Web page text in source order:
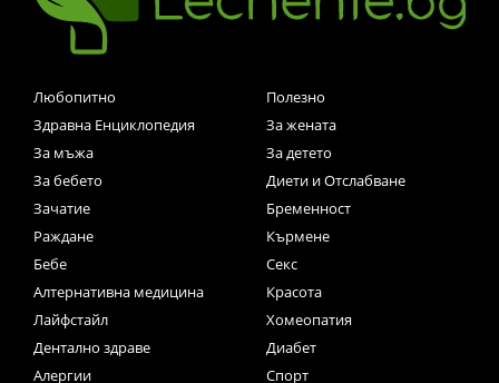
Любопитно
Полезно
Здравна Енциклопедия
За жената
За мъжа
За детето
За бебето
Диети и Отслабване
Зачатие
Бременност
Раждане
Кърмене
Бебе
Секс
Алтернативна медицина
Красота
Лайфстайл
Хомеопатия
Дентално здраве
Диабет
Алергии
Спорт